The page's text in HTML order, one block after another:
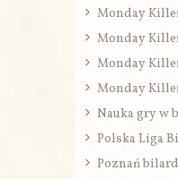
Monday
Monday
Monday
Monday
Nauka gry w
Polska Liga
Poznań bilard